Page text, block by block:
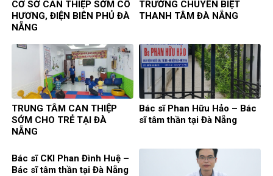
CƠ SỞ CAN THIỆP SỚM CÔ
HƯƠNG, ĐIỆN BIÊN PHỦ ĐÀ
NẴNG
TRƯỜNG CHUYÊN BIỆT
THANH TÂM ĐÀ NẴNG
TRUNG TÂM CAN THIỆP
SỚM CHO TRẺ TẠI ĐÀ
NẴNG
Bác sĩ Phan Hữu Hảo – Bác
sĩ tâm thần tại Đà Nẵng
Bác sĩ CKI Phan Đình Huệ –
Bác sĩ tâm thần tại Đà Nẵng